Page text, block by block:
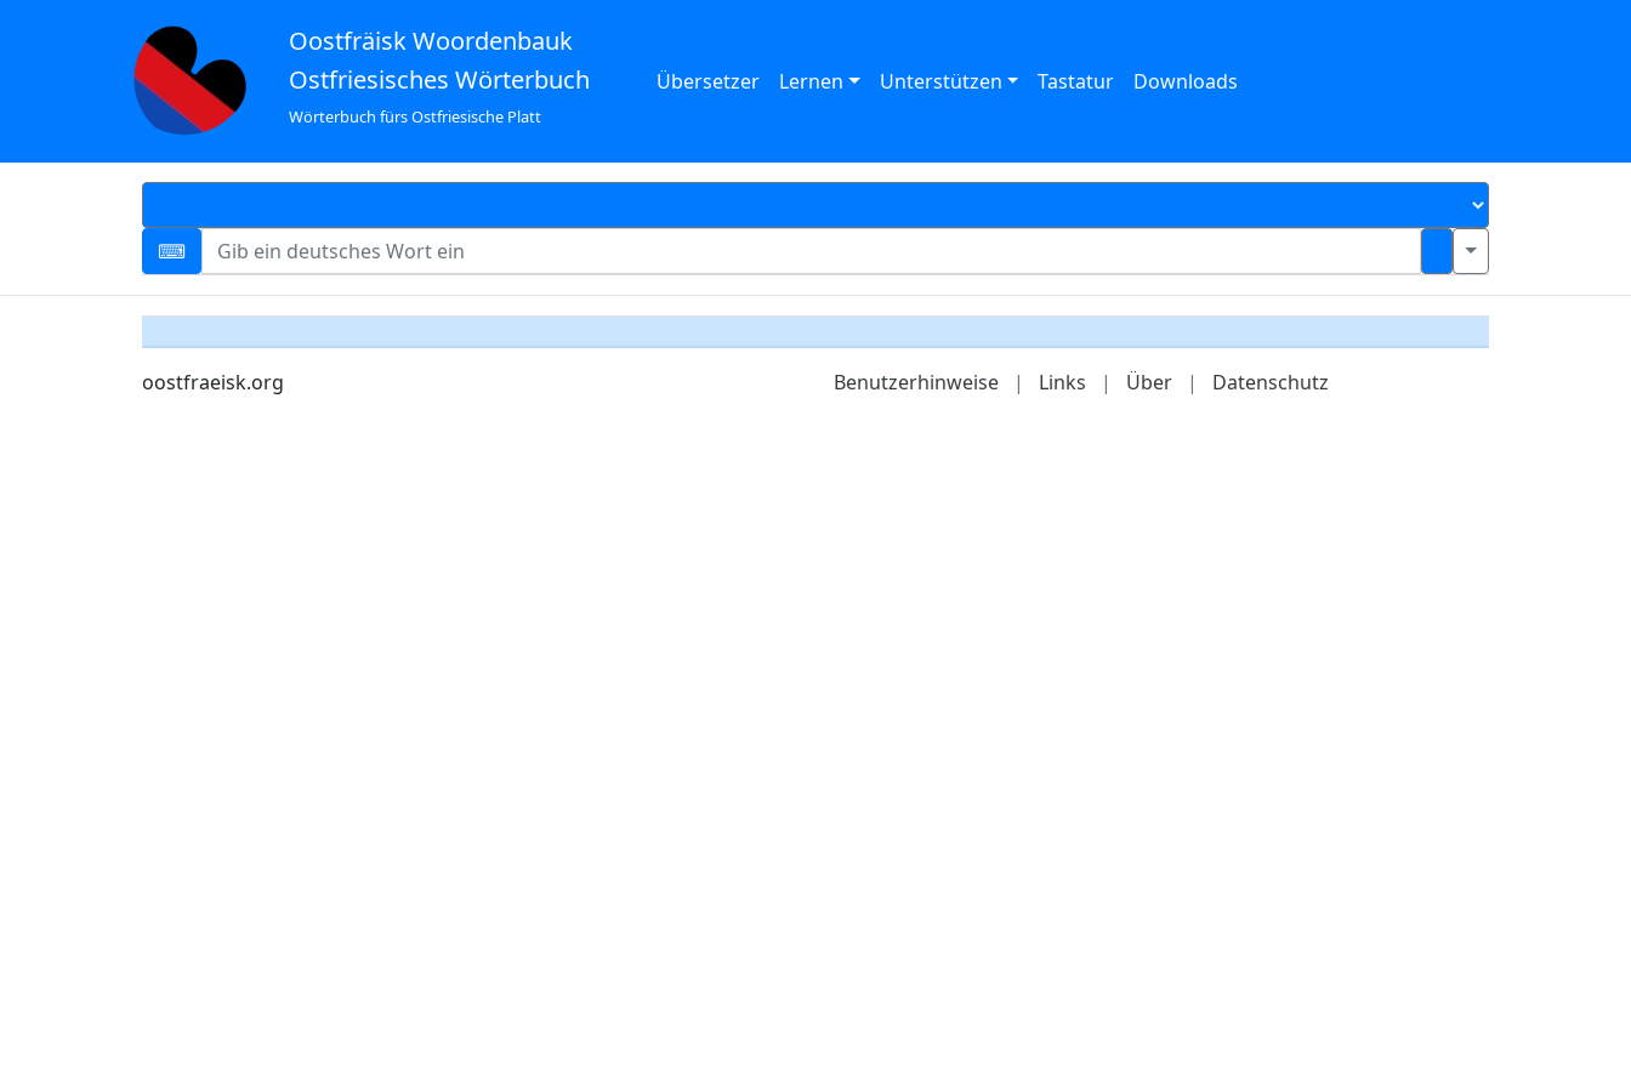
Oostfräisk Woordenbauk
Ostfriesisches Wörterbuch
Wörterbuch fürs Ostfriesische Platt
Übersetzer Lernen Unterstützen Tastatur Downloads
oostfraeisk.org Benutzerhinweise | Links | Über | Datenschutz